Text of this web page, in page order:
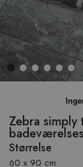
Zebra
Størrelse
60 x 90 cm
begyndelsen
af
billedgalleriet